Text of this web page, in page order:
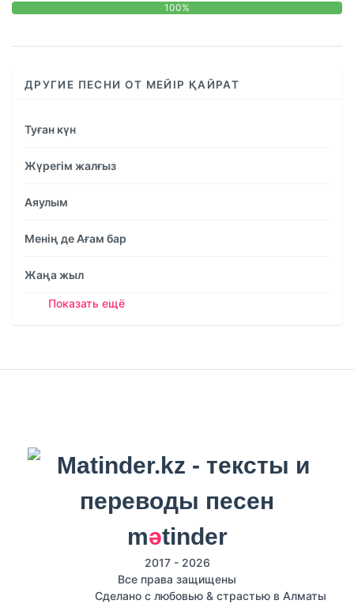
100%
ДРУГИЕ ПЕСНИ ОТ МЕЙІР ҚАЙРАТ
Туған күн
Жүрегім жалғыз
Аяулым
Менің де Ағам бар
Жаңа жыл
Показать ещё
mәtinder
2017 - 2026
Все права защищены
Сделано с любовью & страстью в Алматы